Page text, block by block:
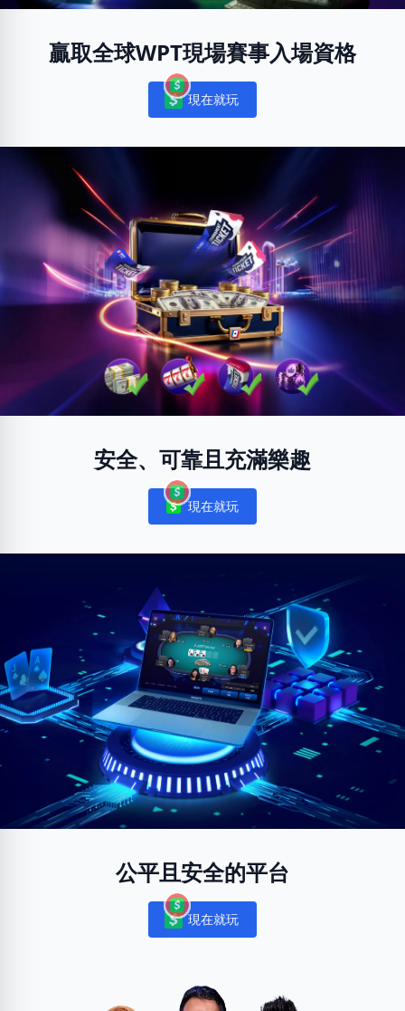
贏取全球WPT現場賽事入場資格
Notifications
現在就玩
安全、可靠且充滿樂趣
Notifications
現在就玩
公平且安全的平台
Notifications
現在就玩